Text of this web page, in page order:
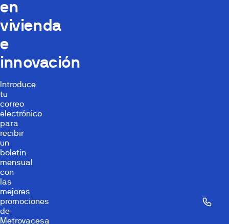
en
vivienda
e
innovación
Introduce
tu
correo
electrónico
para
recibir
un
boletín
mensual
con
las
mejores
promociones
de
Metrovacesa